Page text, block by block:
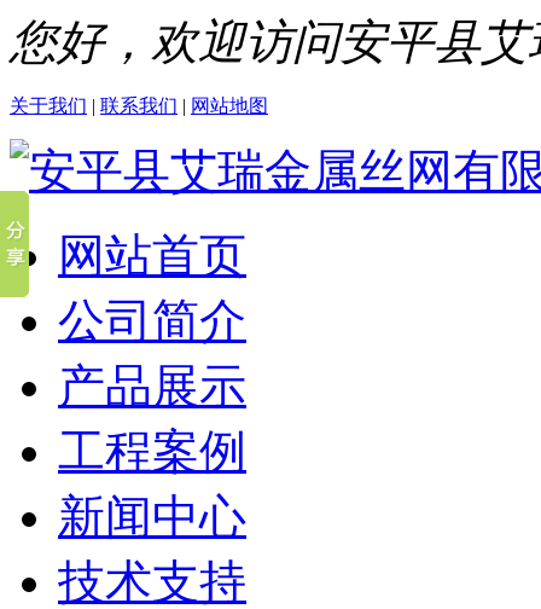
您好，欢迎访问安平县
关于我们 | 联系我们 | 网站地图
网站首页
公司简介
产品展示
工程案例
新闻中心
技术支持